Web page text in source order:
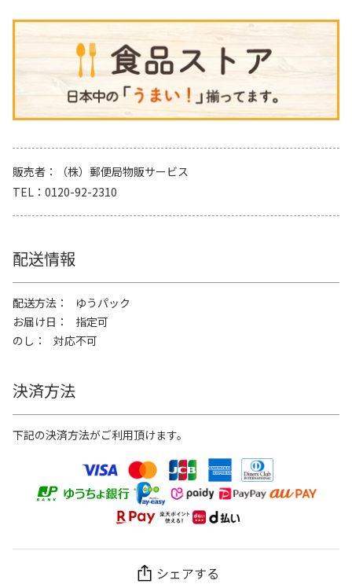
販売者
（株）郵便局物販サービス
TEL
0120-92-2310
配送情報
配送方法
ゆうパック
お届け日
指定可
のし
対応不可
決済方法
下記の決済方法がご利用頂けます。
シェアする